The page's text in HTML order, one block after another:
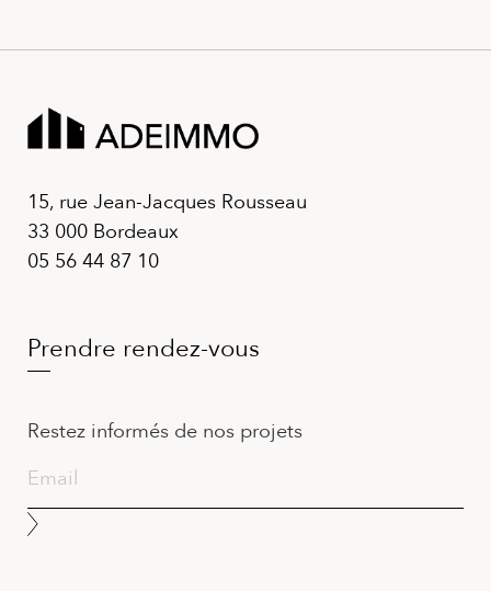
15, rue Jean-Jacques Rousseau
33 000 Bordeaux
05 56 44 87 10
Prendre rendez-vous
Restez informés de nos projets